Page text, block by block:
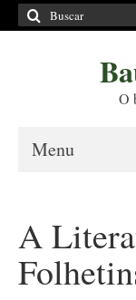
Buscar
por:
O
Menu
Princípios
Políticas e
A